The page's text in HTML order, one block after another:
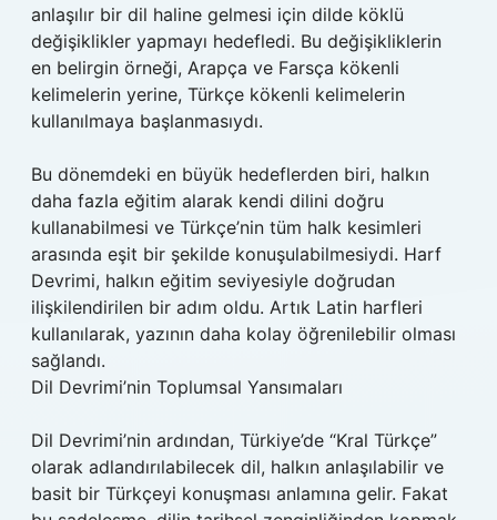
anlaşılır bir dil haline gelmesi için dilde köklü
değişiklikler yapmayı hedefledi. Bu değişikliklerin
en belirgin örneği, Arapça ve Farsça kökenli
kelimelerin yerine, Türkçe kökenli kelimelerin
kullanılmaya başlanmasıydı.
Bu dönemdeki en büyük hedeflerden biri, halkın
daha fazla eğitim alarak kendi dilini doğru
kullanabilmesi ve Türkçe’nin tüm halk kesimleri
arasında eşit bir şekilde konuşulabilmesiydi. Harf
Devrimi, halkın eğitim seviyesiyle doğrudan
ilişkilendirilen bir adım oldu. Artık Latin harfleri
kullanılarak, yazının daha kolay öğrenilebilir olması
sağlandı.
Dil Devrimi’nin Toplumsal Yansımaları
Dil Devrimi’nin ardından, Türkiye’de “Kral Türkçe”
olarak adlandırılabilecek dil, halkın anlaşılabilir ve
basit bir Türkçeyi konuşması anlamına gelir. Fakat